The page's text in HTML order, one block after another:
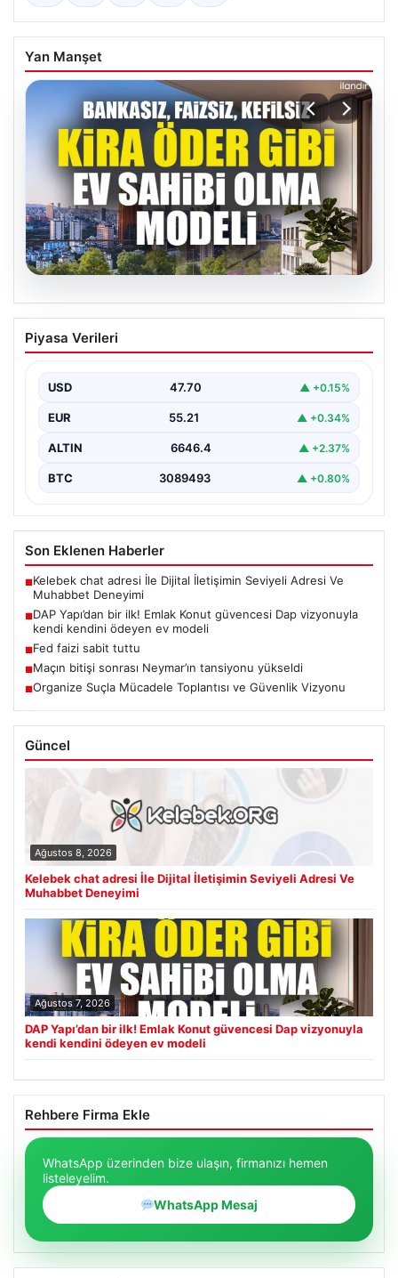
Yan Manşet
07.08.2026
DAP Yapı’dan bir ilk! Emlak Konut
güvencesi Dap vizyonuyla kendi
Piyasa Verileri
USD 47.70 ▲ +0.15%
EUR 55.21 ▲ +0.34%
ALTIN 6646.4 ▲ +2.37%
BTC 3089493 ▲ +0.80%
Son Eklenen Haberler
■Kelebek chat adresi İle Dijital İletişimin Seviyeli Adresi Ve
Muhabbet Deneyimi
■DAP Yapı’dan bir ilk! Emlak Konut güvencesi Dap vizyonuyla
kendi kendini ödeyen ev modeli
■Fed faizi sabit tuttu
■Maçın bitişi sonrası Neymar’ın tansiyonu yükseldi
■Organize Suçla Mücadele Toplantısı ve Güvenlik Vizyonu
Güncel
Ağustos 8, 2026
Kelebek chat adresi İle Dijital İletişimin Seviyeli Adresi Ve
Muhabbet Deneyimi
Ağustos 7, 2026
DAP Yapı’dan bir ilk! Emlak Konut güvencesi Dap vizyonuyla
kendi kendini ödeyen ev modeli
Rehbere Firma Ekle
WhatsApp üzerinden bize ulaşın, firmanızı hemen
listeleyelim.
WhatsApp Mesaj